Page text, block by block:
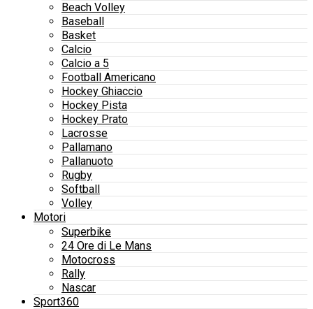
Beach Volley
Baseball
Basket
Calcio
Calcio a 5
Football Americano
Hockey Ghiaccio
Hockey Pista
Hockey Prato
Lacrosse
Pallamano
Pallanuoto
Rugby
Softball
Volley
Motori
Superbike
24 Ore di Le Mans
Motocross
Rally
Nascar
Sport360